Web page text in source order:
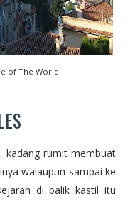
of The World
kadang rumit membuat
walaupun sampai ke
di balik kastil itu